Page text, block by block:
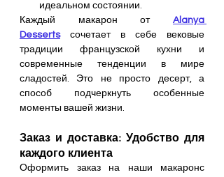
идеальном состоянии.
Каждый макарон от Alanya
Desserts сочетает в себе вековые
традиции французской кухни и
современные тенденции в мире
сладостей. Это не просто десерт, а
способ подчеркнуть особенные
моменты вашей жизни.
Заказ и доставка: Удобство для
каждого клиента
Оформить заказ на наши макаронс